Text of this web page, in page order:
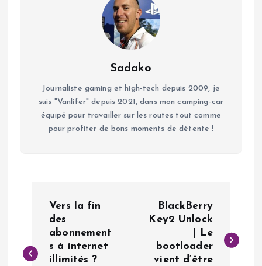
Sadako
Journaliste gaming et high-tech depuis 2009, je
suis "Vanlifer" depuis 2021, dans mon camping-car
équipé pour travailler sur les routes tout comme
pour profiter de bons moments de détente !
v
Vers la fin
des
abonnement
s à internet
illimités ?
BlackBerry
Key2 Unlock
| Le
bootloader
vient d’être